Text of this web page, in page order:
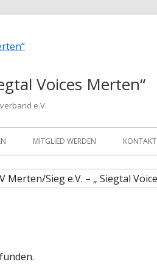
Voices Merten“
e.V.
MITGLIED WERDEN KONTAKT